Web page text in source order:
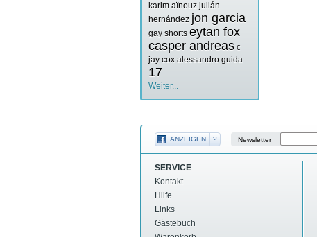
karim aïnouz julián
hernández jon garcia
gay shorts eytan fox
casper andreas c
jay cox alessandro guida
17
Weiter...
ANZEIGEN ? Newsletter
SERVICE
Kontakt
Hilfe
Links
Gästebuch